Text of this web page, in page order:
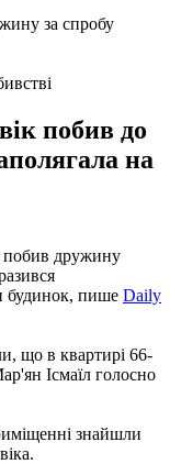
побив до
на
побив дружину
будинок, пише Daily
що в квартирі 66-
Ісмаїл голосно
знайшли